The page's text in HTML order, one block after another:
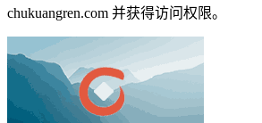
chukuangren.com 并获得访问权限。